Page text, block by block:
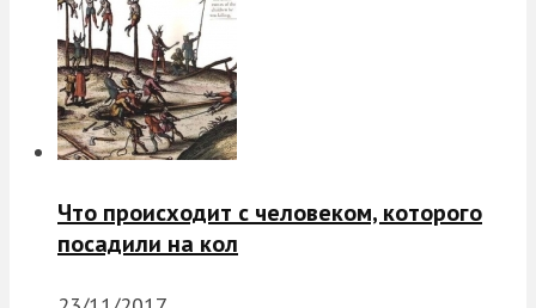
Что происходит с человеком, которого
посадили на кол